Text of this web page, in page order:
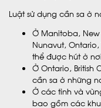
Luật sử dụng cần sa ở
Ở Manitoba,
Nunavut,
thể được hút ở
Ở Ontario,
cần sa ở những
Ở các tỉnh và
bao gồm các